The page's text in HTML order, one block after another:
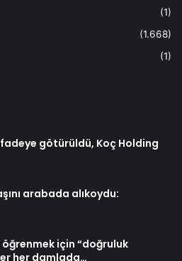
(1)
(1.668)
(1)
götürüldü, Koç Holding
arabada alıkoydu:
öğrenmek için “doğruluk
her damlada…